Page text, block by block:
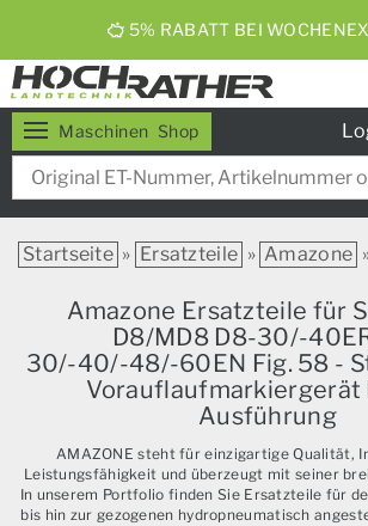
ERNTEBIER 2026
Maschinen Shop
Startseite » Ersatzteile » Amazone
Amazone Ersatzteile für
D8/MD8 D8-30/-
30/-40/-48/-60EN Fig. 58 -
Vorauflaufmarkiergerät
Ausführung
AMAZONE steht für einzigartige Qualität,
Leistungsfähigkeit und überzeugt mit seiner
In unserem Portfolio finden Sie Ersatzteile für
bis hin zur gezogenen hydropneumatisch